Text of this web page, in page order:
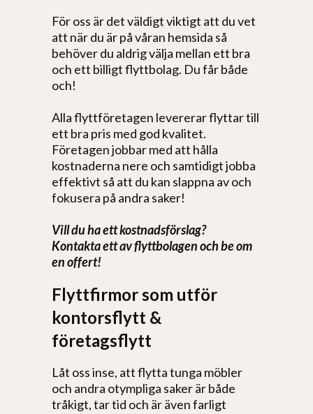
För oss är det väldigt viktigt att du vet
att när du är på våran hemsida så
behöver du aldrig välja mellan ett bra
och ett billigt flyttbolag. Du får både
och!
Alla flyttföretagen levererar flyttar till
ett bra pris med god kvalitet.
Företagen jobbar med att hålla
kostnaderna nere och samtidigt jobba
effektivt så att du kan slappna av och
fokusera på andra saker!
Vill du ha ett kostnadsförslag?
Kontakta ett av flyttbolagen och be om
en offert!
Flyttfirmor som utför
kontorsflytt &
företagsflytt
Låt oss inse, att flytta tunga möbler
och andra otympliga saker är både
tråkigt, tar tid och är även farligt